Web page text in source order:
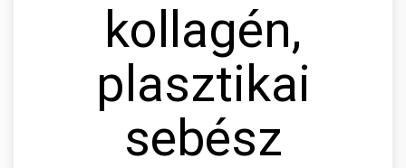
kollagén,
plasztikai
sebész